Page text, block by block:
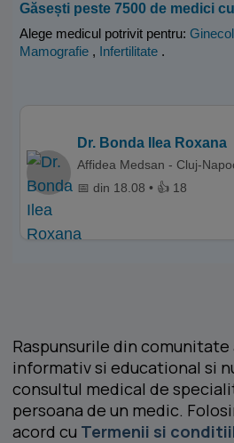
Găsești peste 7500 de medici
Alege medicul potrivit pentru:
Mamografie , Infertilitate .
Dr. Bonda Ilea Roxana
Affidea Medsan - Cluj-
📅 din 18.08 • 👍 18
Raspunsurile din
informativ si educational si
consultul medical de
persoana de un medic.
acord cu Termenii si